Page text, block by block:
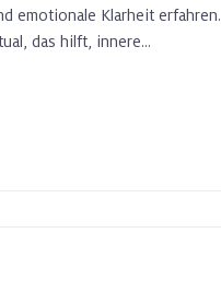
emotionale Klarheit erfahren.
das hilft, innere